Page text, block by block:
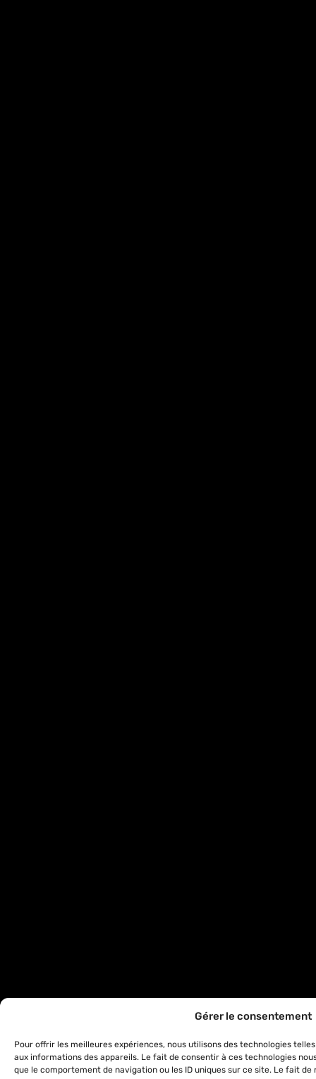
Gérer le consentement
Pour offrir les meilleures expériences, nous utilisons des technologies
aux informations des appareils. Le fait de consentir à ces technologies
que le comportement de navigation ou les ID uniques sur ce site. Le fait